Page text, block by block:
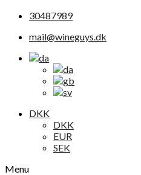
30487989
mail@wineguys.dk
DKK
DKK
EUR
SEK
Menu